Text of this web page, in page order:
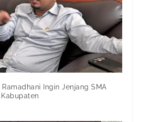
Ramadhani Ingin Jenjang SMA